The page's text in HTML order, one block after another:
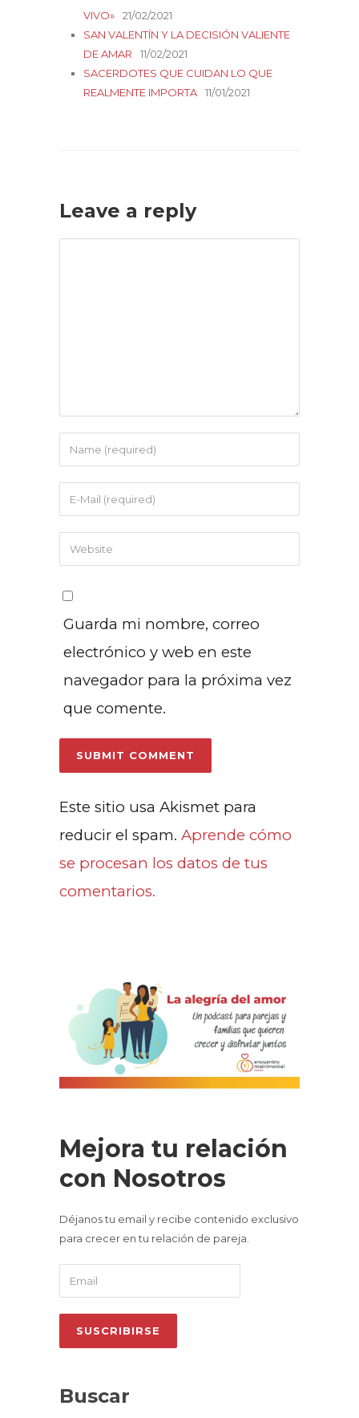
VIVO»
21/02/2021
SAN VALENTÍN Y LA DECISIÓN VALIENTE
DE AMAR
11/02/2021
SACERDOTES QUE CUIDAN LO QUE
REALMENTE IMPORTA
11/01/2021
Leave a reply
Guarda mi nombre, correo
electrónico y web en este
navegador para la próxima vez
que comente.
Este sitio usa Akismet para
reducir el spam. Aprende cómo
se procesan los datos de tus
comentarios.
Mejora tu relación
con Nosotros
Déjanos tu email y recibe contenido exclusivo
para crecer en tu relación de pareja.
Buscar